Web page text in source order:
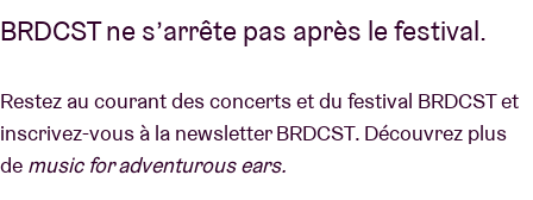
AB ❤ you
Location de salles
BRDCST ne s’arrête pas après le festival.
Restez au courant des concerts et du festival BRDCST et
inscrivez-vous à la newsletter BRDCST. Découvrez plus
de music for adventurous ears.